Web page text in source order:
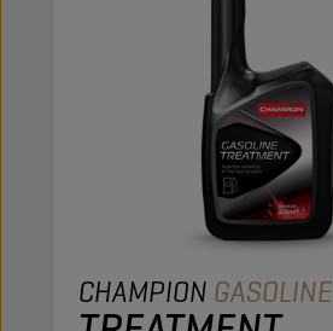
CHAMPION GASOLINE